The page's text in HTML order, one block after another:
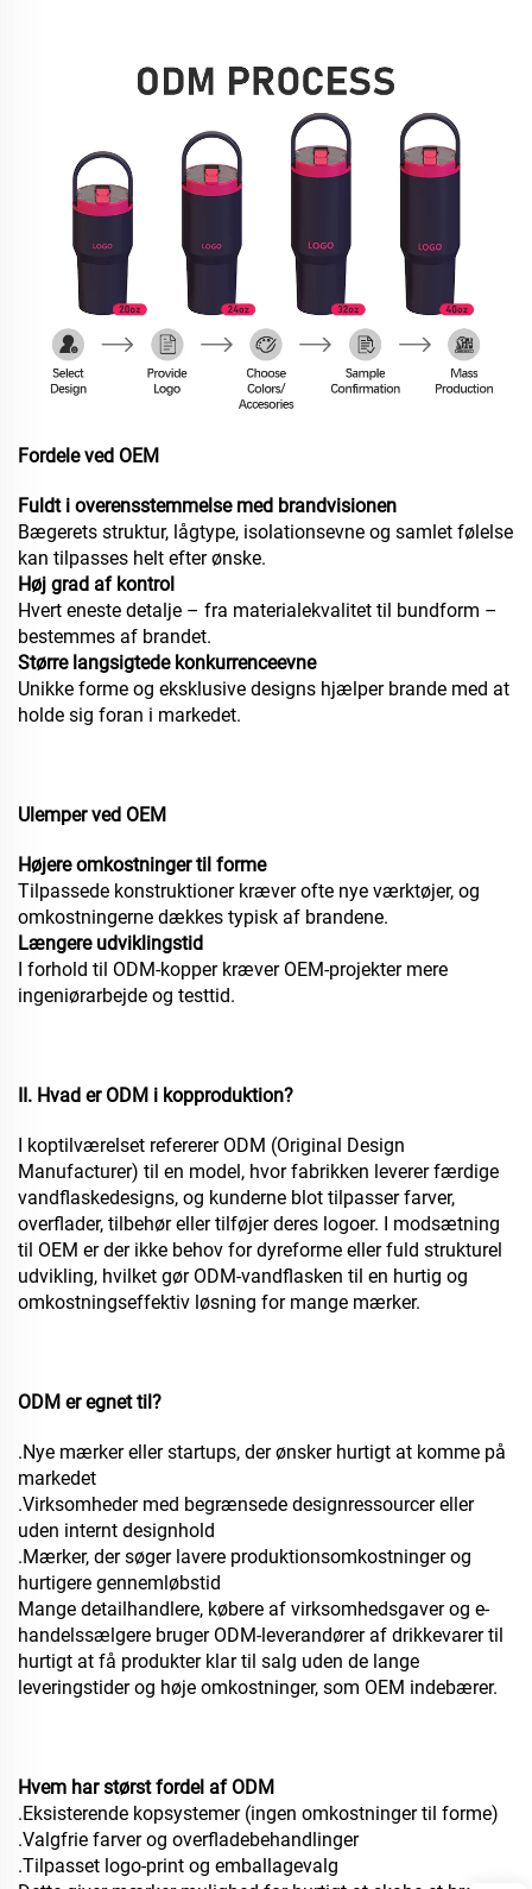
Fordele ved OEM
Fuldt i overensstemmelse med brandvisionen
Bægerets struktur, lågtype, isolationsevne og samlet følelse
kan tilpasses helt efter ønske.
Høj grad af kontrol
Hvert eneste detalje – fra materialekvalitet til bundform –
bestemmes af brandet.
Større langsigtede konkurrenceevne
Unikke forme og eksklusive designs hjælper brande med at
holde sig foran i markedet.
Ulemper ved OEM
Højere omkostninger til forme
Tilpassede konstruktioner kræver ofte nye værktøjer, og
omkostningerne dækkes typisk af brandene.
Længere udviklingstid
I forhold til ODM-kopper kræver OEM-projekter mere
ingeniørarbejde og testtid.
II. Hvad er ODM i kopproduktion?
I koptilværelset refererer ODM (Original Design
Manufacturer) til en model, hvor fabrikken leverer færdige
vandflaskedesigns, og kunderne blot tilpasser farver,
overflader, tilbehør eller tilføjer deres logoer. I modsætning
til OEM er der ikke behov for dyreforme eller fuld strukturel
udvikling, hvilket gør ODM-vandflasken til en hurtig og
omkostningseffektiv løsning for mange mærker.
ODM er egnet til?
.Nye mærker eller startups, der ønsker hurtigt at komme på
markedet
.Virksomheder med begrænsede designressourcer eller
uden internt designhold
.Mærker, der søger lavere produktionsomkostninger og
hurtigere gennemløbstid
Mange detailhandlere, købere af virksomhedsgaver og e-
handelssælgere bruger ODM-leverandører af drikkevarer til
hurtigt at få produkter klar til salg uden de lange
leveringstider og høje omkostninger, som OEM indebærer.
Hvem har størst fordel af ODM
.Eksisterende kopsystemer (ingen omkostninger til forme)
.Valgfrie farver og overfladebehandlinger
.Tilpasset logo-print og emballagevalg